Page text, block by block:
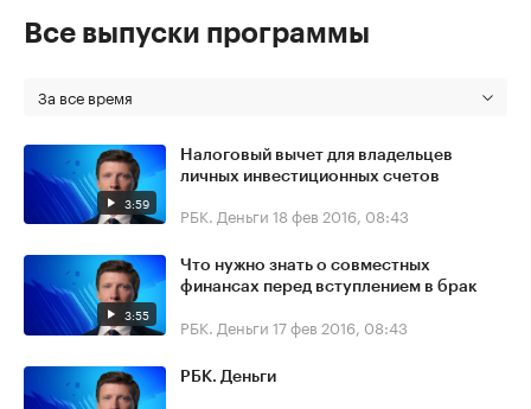
Все выпуски программы
За все время
3:59
Налоговый вычет для владельцев
личных инвестиционных счетов
РБК. Деньги 18 фев 2016, 08:43
3:55
Что нужно знать о совместных
финансах перед вступлением в брак
РБК. Деньги 17 фев 2016, 08:43
РБК. Деньги